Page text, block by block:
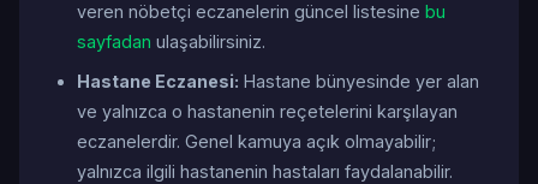
veren nöbetçi eczanelerin güncel listesine bu
sayfadan ulaşabilirsiniz.
Hastane Eczanesi: Hastane bünyesinde yer alan
ve yalnızca o hastanenin reçetelerini karşılayan
eczanelerdir. Genel kamuya açık olmayabilir;
yalnızca ilgili hastanenin hastaları faydalanabilir.